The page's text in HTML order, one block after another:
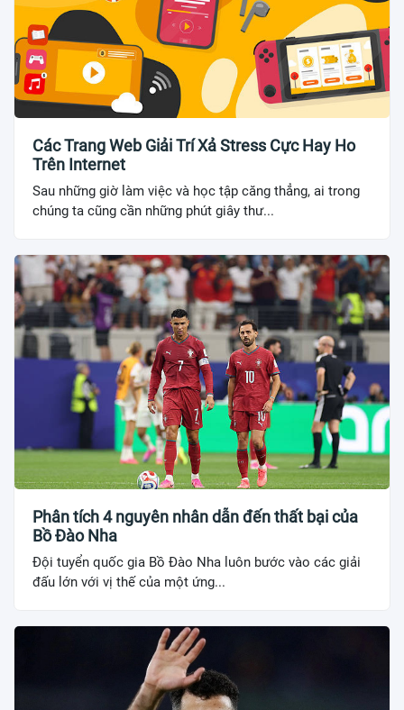
Các Trang Web Giải Trí Xả Stress Cực Hay Ho
Trên Internet
Sau những giờ làm việc và học tập căng thẳng, ai trong
chúng ta cũng cần những phút giây thư...
Phân tích 4 nguyên nhân dẫn đến thất bại của
Bồ Đào Nha
Đội tuyển quốc gia Bồ Đào Nha luôn bước vào các giải
đấu lớn với vị thế của một ứng...